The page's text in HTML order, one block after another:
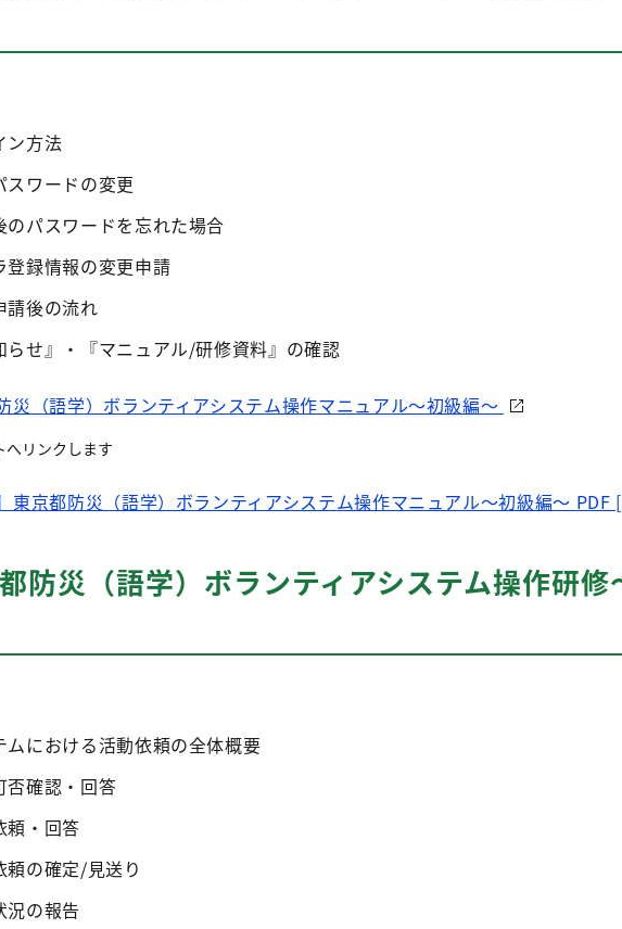
ン方法
スワードの変更
のパスワードを忘れた場合
登録情報の変更申請
請後の流れ
らせ』・『マニュアル/研修資料』の確認
災（語学）ボランティアシステム操作マニュアル～初級編～
へリンクします
東京都防災（語学）ボランティアシステム操作マニュアル～初級編～ PDF
防災（語学）ボランティアシステム操作研修
ムにおける活動依頼の全体概要
否確認・回答
頼・回答
頼の確定/見送り
況の報告